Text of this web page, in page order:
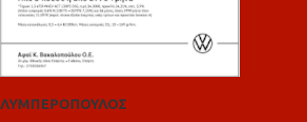
ΛΥΜΠΕΡΟΠΟΥΛΟΣ